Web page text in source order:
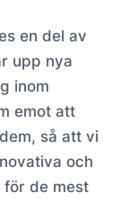
en del av
upp nya
inom
emot att
så att vi
och
för de mest